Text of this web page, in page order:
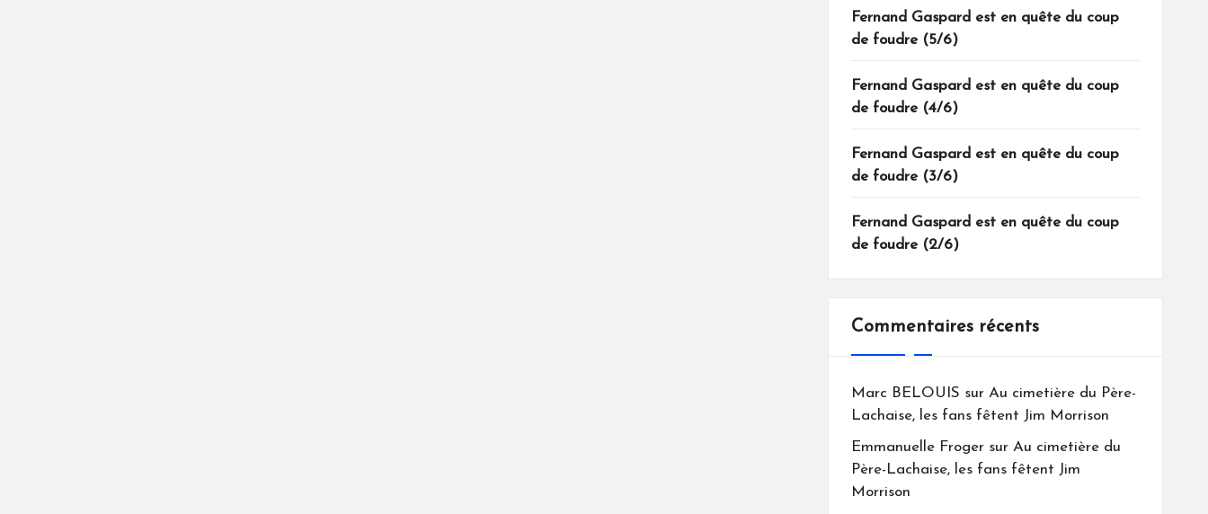
Fernand Gaspard est en quête du coup
de foudre (5/6)
Fernand Gaspard est en quête du coup
de foudre (4/6)
Fernand Gaspard est en quête du coup
de foudre (3/6)
Fernand Gaspard est en quête du coup
de foudre (2/6)
Commentaires récents
Marc BELOUIS sur Au cimetière du Père-
Lachaise, les fans fêtent Jim Morrison
Emmanuelle Frogersur Au cimetière du
Père-Lachaise, les fans fêtent Jim
Morrison